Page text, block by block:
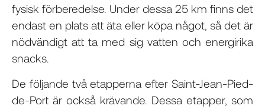
fysisk förberedelse. Under dessa 25 km finns det
endast en plats att äta eller köpa något, så det är
nödvändigt att ta med sig vatten och energirika
snacks.
De följande två etapperna efter Saint-Jean-Pied-
de-Port är också krävande. Dessa etapper, som